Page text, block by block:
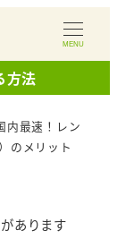
MENU
方法
内最速！レン
のメリット
あります